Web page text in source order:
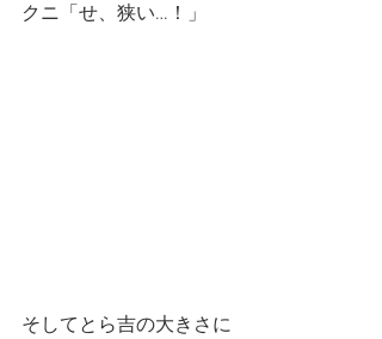
クニ「せ、狭い…！」
そしてとら吉の大きさに